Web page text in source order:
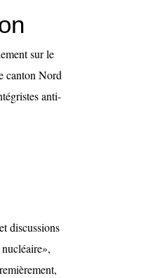
sur le
canton Nord
anti-
discussions